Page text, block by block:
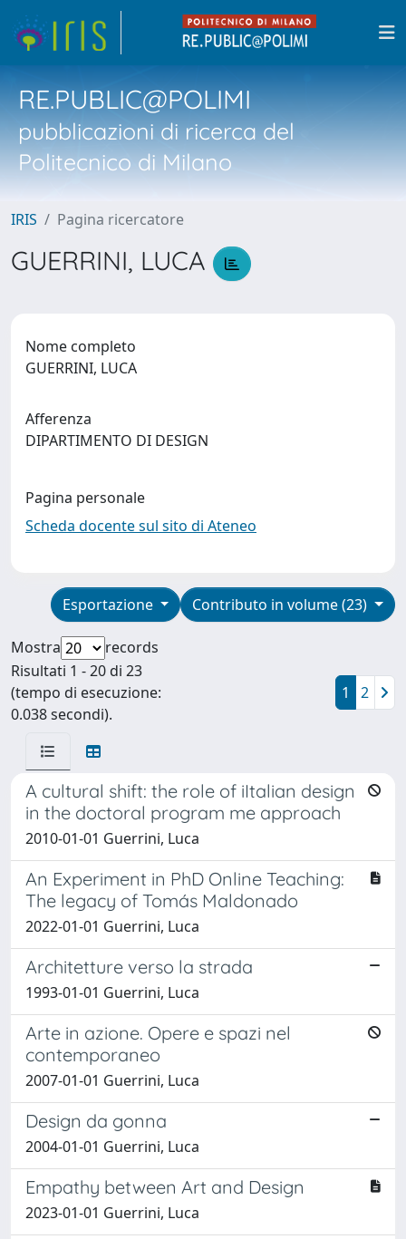
RE.PUBLIC@POLIMI
pubblicazioni di ricerca del
Politecnico di Milano
IRIS Pagina ricercatore
GUERRINI, LUCA
Nome completo
GUERRINI, LUCA
Afferenza
DIPARTIMENTO DI DESIGN
Pagina personale
Scheda docente sul sito di Ateneo
Contributo in volume (23)
Esportazione
Mostra
records
Risultati 1 - 20 di 23
(tempo di esecuzione:
0.038 secondi).
1 2
A cultural shift: the role of iItalian design
in the doctoral program me approach
2010-01-01 Guerrini, Luca
An Experiment in PhD Online Teaching:
The legacy of Tomás Maldonado
2022-01-01 Guerrini, Luca
Architetture verso la strada
1993-01-01 Guerrini, Luca
Arte in azione. Opere e spazi nel
contemporaneo
2007-01-01 Guerrini, Luca
Design da gonna
2004-01-01 Guerrini, Luca
Empathy between Art and Design
2023-01-01 Guerrini, Luca